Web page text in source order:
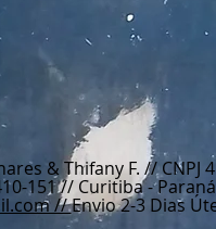
& Thifany F. //CNPJ
151 // Curitiba -
//Envio 2-3 Dias